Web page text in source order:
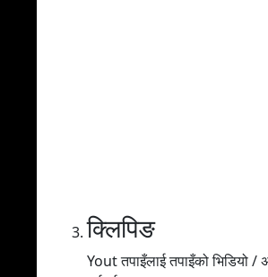
क्लिपिङ
Yout तपाइँलाई तपाइँको भिडियो /